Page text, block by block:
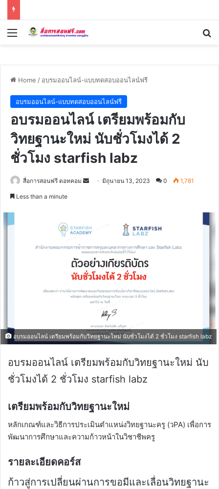
Menu
Home / อบรมออนไลน์-แบบทดสอบออนไลน์ฟรี
อบรมออนไลน์-แบบทดสอบออนไลน์ฟรี
อบรมออนไลน์ เตรียมพร้อมกับ
วิทยฐานะใหม่ นับชั่วโมงได้ 2
ชั่วโมง starfish labz
สื่อการสอนฟรี ดอทคอม
Sendมิถุนายน 13, 2023 0 1,781
Less than a minute
อบรมออนไลน์ เตรียมพร้อมกับวิทยฐานะใหม่ นับชั่วโมงได้ 2 ชั่วโมง starfish labz
อบรมออนไลน์ เตรียมพร้อมกับวิทยฐานะใหม่ นับ
ชั่วโมงได้ 2 ชั่วโมง starfish labz
เตรียมพร้อมกับวิทยฐานะใหม่
หลักเกณฑ์และวิธีการประเมินตำแหน่งวิทยฐานะครู (วPA) เพื่อการ
พัฒนาการศึกษาและความก้าวหน้าในวิชาชีพครู
รายละเอียดคอร์ส
ก้าวสู่การเปลี่ยนผ่านการขอมีและเลื่อนวิทยฐานะ